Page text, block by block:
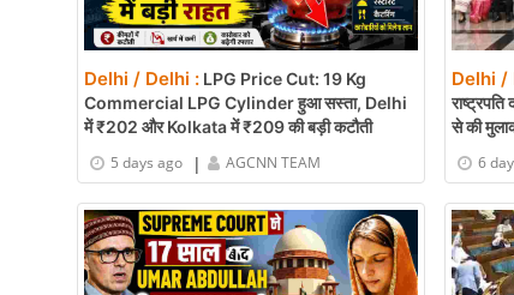
Delhi / Delhi : LPG Price Cut: 19 Kg
Commercial LPG Cylinder हुआ सस्ता, Delhi
में ₹202 और Kolkata में ₹209 की बड़ी कटौती
5 days ago
| AGCNN TEAM
Delhi /
से की
6